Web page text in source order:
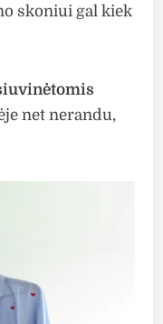
skoniui gal kiek
net nerandu,